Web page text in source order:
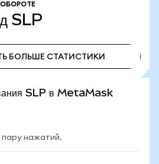
SLP
БОЛЬШЕ СТАТИСТИКИ
SLP в MetaMask
пару нажатий.